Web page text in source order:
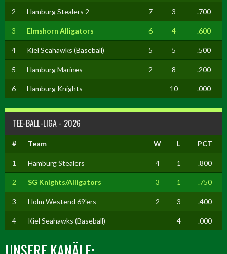
2 Hamburg Stealers 2 7 3 .700
3 Elmshorn Alligators 6 4 .600
4 Kiel Seahawks (Baseball) 5 5 .500
5 Hamburg Marines 2 8 .200
6 Hamburg Knights - 10 .000
TEE-BALL-LIGA - 2026
# Team W L PCT
1 Hamburg Stealers 4 1 .800
2 SG Knights/Alligators 3 1 .750
3 Holm Westend 69'ers 2 3 .400
4 Kiel Seahawks (Baseball) - 4 .000